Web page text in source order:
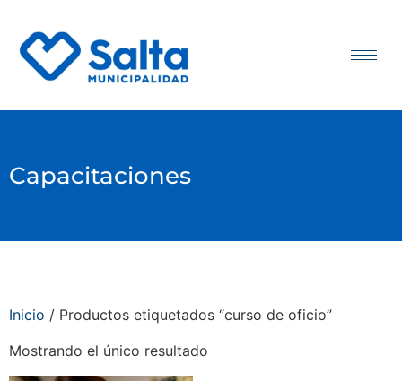
Capacitaciones
Inicio / Productos etiquetados “curso de oficio”
Mostrando el único resultado